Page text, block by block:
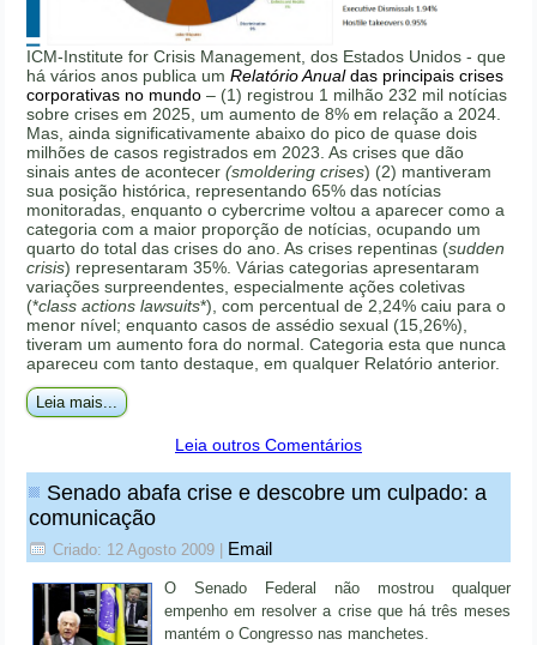
ICM-Institute for Crisis Management, dos Estados Unidos - que
há vários anos publica umRelatório Anualdas principais crises
corporativas no mundo – (1) registrou 1 milhão 232 mil notícias
sobre crises em 2025, um aumento de 8% em relação a 2024.
Mas, ainda significativamente abaixo do pico de quase dois
milhões de casos registrados em 2023. As crises que dão
sinais antes de acontecer(smoldering crises) (2) mantiveram
sua posição histórica, representando 65% das notícias
monitoradas, enquanto o cybercrime voltou a aparecer como a
categoria com a maior proporção de notícias, ocupando um
quarto do total das crises do ano. As crises repentinas (sudden
crisis) representaram 35%. Várias categorias apresentaram
variações surpreendentes, especialmente ações coletivas
(*class actions lawsuits*), com percentual de 2,24% caiu para o
menor nível; enquanto casos de assédio sexual (15,26%),
tiveram um aumento fora do normal. Categoria esta que nunca
apareceu com tanto destaque, em qualquer Relatório anterior.
Leia mais...
Leia outros Comentários
Senado abafa crise e descobre um culpado: a
comunicação
Criado: 12 Agosto 2009 Email
O Senado Federal não mostrou qualquer
empenho em resolver a crise que há três meses
mantém o Congresso nas manchetes.